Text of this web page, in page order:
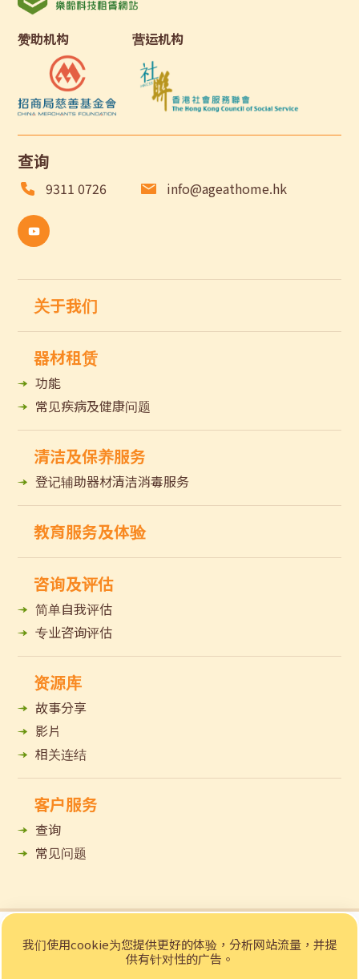
赞助机构 营运机构
查询
9311 0726 info@ageathome.hk
关于我们
器材租赁
功能
常见疾病及健康问题
清洁及保养服务
登记辅助器材清洁消毒服务
教育服务及体验
咨询及评估
简单自我评估
专业咨询评估
资源库
故事分享
影片
相关连结
客户服务
查询
常见问题
私隐声明
免责声明
我们使用cookie为您提供更好的体验，分析网站流量，并提
供有针对性的广告。